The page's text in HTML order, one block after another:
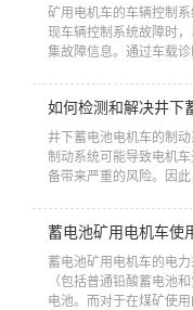
矿用电机车的车辆控制
现车辆控制系统故障时
集故障信息。通过车载诊
如何检测和解决井下
井下蓄电池电机车的制
制动系统可能导致电机
备带来严重的风险。因此
蓄电池矿用电机车使
蓄电池矿用电机车的电
（包括普通铅酸蓄电池
电池。而对于在煤矿使用